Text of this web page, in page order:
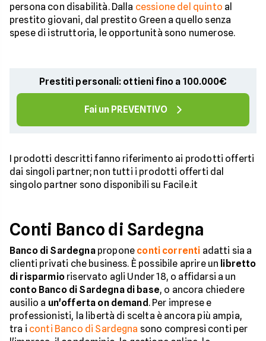
persona con disabilità. Dalla cessione del quinto al
prestito giovani, dal prestito Green a quello senza
spese di istruttoria, le opportunità sono numerose.
Prestiti personali: ottieni fino a 100.000€
Fai un PREVENTIVO
I prodotti descritti fanno riferimento ai prodotti offerti
dai singoli partner; non tutti i prodotti offerti dal
singolo partner sono disponibili su Facile.it
Conti Banco di Sardegna
Banco di Sardegnapropone conti correnti adatti sia a
clienti privati che business. È possibile aprire un libretto
di risparmioriservato agli Under 18, o affidarsi a un
conto Banco di Sardegna di base, o ancora chiedere
ausilio a un'offerta on demand . Per imprese e
professionisti, la libertà di scelta è ancora più ampia,
tra i conti Banco di Sardegna sono compresi conti per